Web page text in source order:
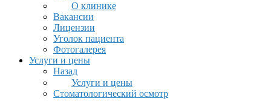
О клинике
Вакансии
Лицензии
Уголок пациента
Фотогалерея
Услуги и цены
Назад
Услуги и цены
Стоматологический осмотр